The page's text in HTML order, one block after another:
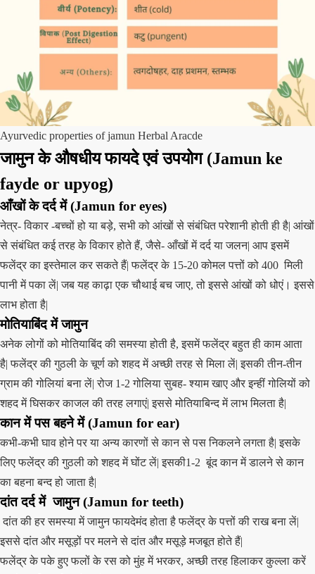
Ayurvedic properties of jamun Herbal Aracde
जामुन के औषधीय फायदे एवं उपयोग(Jamun ke
fayde or upyog)
आँखों के दर्द में(Jamun for eyes)
नेत्र- विकार -बच्चों हो या बड़े, सभी को आंखों से संबंधित परेशानी होती ही है| आंखों
से संबंधित कई तरह के विकार होते हैं, जैसे- आँखों में दर्द या जलन| आप इसमें
फलेंद्र का इस्तेमाल कर सकते हैं| फलेंद्र के 15-20 कोमल पत्तों को 400 मिली
पानी में पका लें| जब यह काढ़ा एक चौथाई बच जाए, तो इससे आंखों को धोएं। इससे
लाभ होता है|
मोतियाबिंदमें जामुन
अनेक लोगों को मोतियाबिंद की समस्या होती है, इसमें फलेंद्र बहुत ही काम आता
है| फलेंद्र की गुठली के चूर्ण को शहद में अच्छी तरह से मिला लें| इसकी तीन-तीन
ग्राम की गोलियां बना लें| रोज 1-2 गोलिया सुबह- श्याम खाए और इन्हीं गोलियों को
शहद में घिसकर काजल की तरह लगाएं| इससे मोतियाबिन्द में लाभ मिलता है|
कान में पस बहने में(Jamun for ear)
कभी-कभी घाव होने पर या अन्य कारणों से कान से पस निकलने लगता है| इसके
लिए फलेंद्र की गुठली को शहद में घोंट लें| इसकी1-2 बूंद कान में डालने से कान
का बहना बन्द हो जाता है|
दांत दर्द मेंजामुन (Jamun for teeth)
दांत की हर समस्या में जामुन फायदेमंद होता है फलेंद्र के पत्तों की राख बना लें|
इससे दांत और मसूड़ों पर मलने से दांत और मसूड़े मजबूत होते हैं|
फलेंद्र के पके हुए फलों के रस को मुंह में भरकर, अच्छी तरह हिलाकर कुल्ला करें